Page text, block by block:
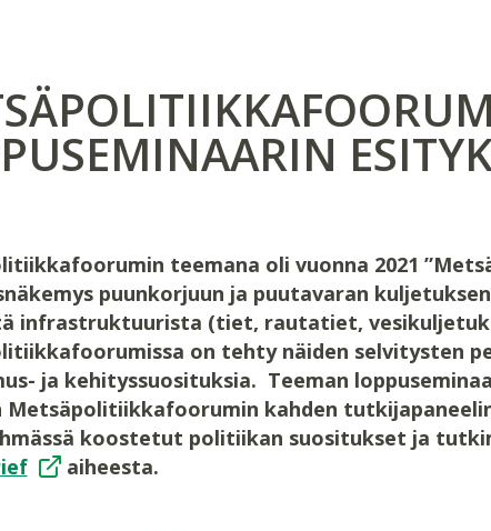
teemana oli vuonna 2021
puunkorjuun ja puutavaran
infrastruktuurista (tiet, rautatiet,
on tehty näiden selvitysten
ja kehityssuosituksia. Teeman
kahden
koostetut politiikan suositukset ja
aiheesta.